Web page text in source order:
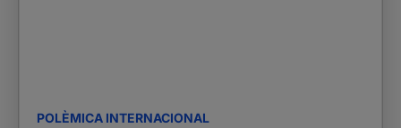
POLÈMICA INTERNACIONAL